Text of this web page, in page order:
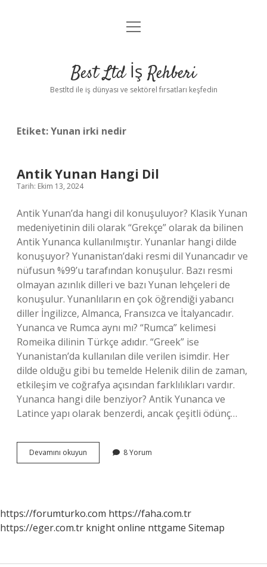
Anasayfa
Yasal Uyarı
menüyü
Best Ltd İş Rehberi
Bestltd ile iş dünyası ve sektörel fırsatları keşfedin
Etiket:Yunan irki nedir
Antik Yunan Hangi Dil
Tarih: Ekim 13, 2024
Antik Yunan’da hangi dil konuşuluyor? Klasik Yunan
medeniyetinin dili olarak “Grekçe” olarak da bilinen
Antik Yunanca kullanılmıştır. Yunanlar hangi dilde
konuşuyor? Yunanistan’daki resmi dil Yunancadır ve
nüfusun %99’u tarafından konuşulur. Bazı resmi
olmayan azınlık dilleri ve bazı Yunan lehçeleri de
konuşulur. Yunanlıların en çok öğrendiği yabancı
diller İngilizce, Almanca, Fransızca ve İtalyancadır.
Yunanca ve Rumca aynı mı? “Rumca” kelimesi
Romeika dilinin Türkçe adıdır. “Greek” ise
Yunanistan’da kullanılan dile verilen isimdir. Her
dilde olduğu gibi bu temelde Helenik dilin de zaman,
etkileşim ve coğrafya açısından farklılıkları vardır.
Yunanca hangi dile benziyor? Antik Yunanca ve
Latince yapı olarak benzerdi, ancak çeşitli ödünç…
Devamını okuyun
Yunan
8 Yorum
https://forumturko.com https://faha.com.tr
https://eger.com.tr knight online nttgame Sitemap